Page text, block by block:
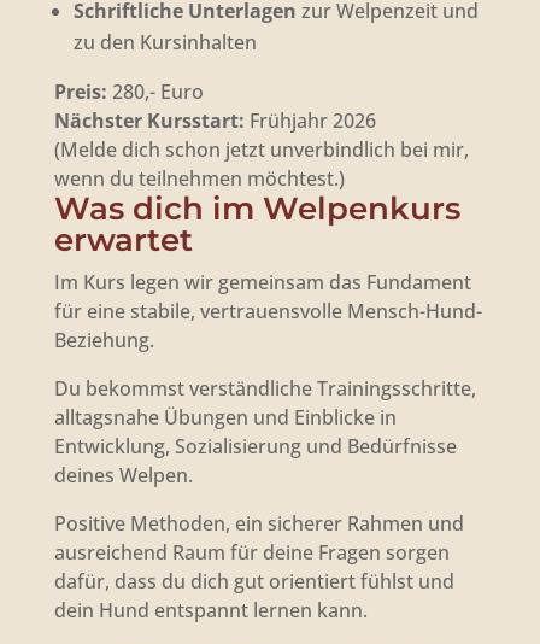
Schriftliche Unterlagen zur Welpenzeit und
zu den Kursinhalten
Preis: 280,- Euro
Nächster Kursstart: Frühjahr 2026
(Melde dich schon jetzt unverbindlich bei mir,
wenn du teilnehmen möchtest.)
Was dich im Welpenkurs
erwartet
Im Kurs legen wir gemeinsam das Fundament
für eine stabile, vertrauensvolle Mensch-Hund-
Beziehung.
Du bekommst verständliche Trainingsschritte,
alltagsnahe Übungen und Einblicke in
Entwicklung, Sozialisierung und Bedürfnisse
deines Welpen.
Positive Methoden, ein sicherer Rahmen und
ausreichend Raum für deine Fragen sorgen
dafür, dass du dich gut orientiert fühlst und
dein Hund entspannt lernen kann.